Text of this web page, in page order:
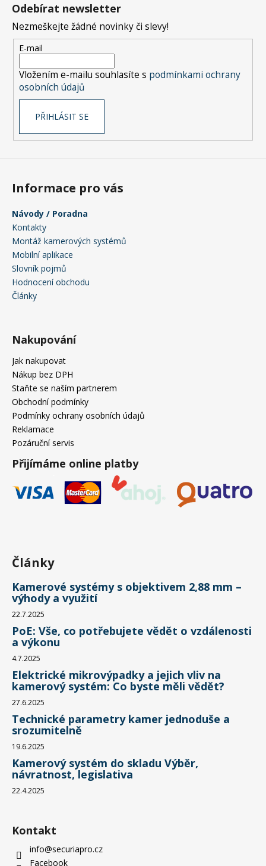
Odebírat newsletter
Nezmeškejte žádné novinky či slevy!
E-mail
Vložením e-mailu souhlasíte s podmínkami ochrany
osobních údajů
PŘIHLÁSIT SE
Informace pro vás
Návody / Poradna
Kontakty
Montáž kamerových systémů
Mobilní aplikace
Slovník pojmů
Hodnocení obchodu
Články
Nakupování
Jak nakupovat
Nákup bez DPH
Staňte se naším partnerem
Obchodní podmínky
Podmínky ochrany osobních údajů
Reklamace
Pozáruční servis
Přijímáme online platby
Články
Kamerové systémy s objektivem 2,88 mm –
výhody a využití
22.7.2025
PoE: Vše, co potřebujete vědět o vzdálenosti
a výkonu
4.7.2025
Elektrické mikrovýpadky a jejich vliv na
kamerový systém: Co byste měli vědět?
27.6.2025
Technické parametry kamer jednoduše a
srozumitelně
19.6.2025
Kamerový systém do skladu Výběr,
návratnost, legislativa
22.4.2025
Kontakt
info@securiapro.cz
Facebook